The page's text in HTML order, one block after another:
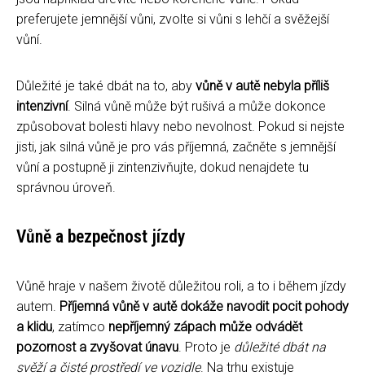
preferujete jemnější vůni, zvolte si vůni s lehčí a svěžejší
vůní.
Důležité je také dbát na to, aby vůně v autě nebyla příliš
intenzivní. Silná vůně může být rušivá a může dokonce
způsobovat bolesti hlavy nebo nevolnost. Pokud si nejste
jisti, jak silná vůně je pro vás příjemná, začněte s jemnější
vůní a postupně ji zintenzivňujte, dokud nenajdete tu
správnou úroveň.
Vůně a bezpečnost jízdy
Vůně hraje v našem životě důležitou roli, a to i během jízdy
autem. Příjemná vůně v autě dokáže navodit pocit pohody
a klidu, zatímco nepříjemný zápach může odvádět
pozornost a zvyšovat únavu. Proto je důležité dbát na
svěží a čisté prostředí ve vozidle. Na trhu existuje